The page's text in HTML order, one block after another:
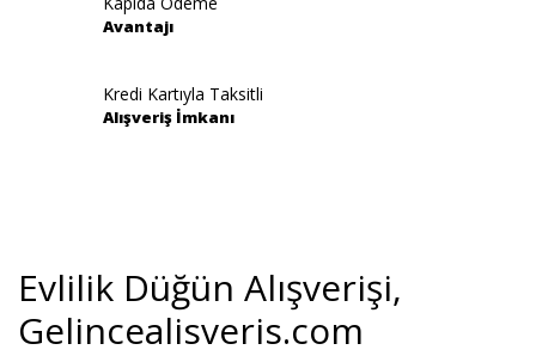
Avantajı
Kredi Kartıyla Taksitli
Alışveriş İmkanı
Evlilik Düğün Alışverişi,
Gelincealisveris.com